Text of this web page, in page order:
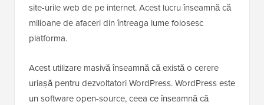
site-urile web de pe internet. Acest lucru înseamnă că
milioane de afaceri din întreaga lume folosesc
platforma.
Acest utilizare masivă înseamnă că există o cerere
uriașă pentru dezvoltatori WordPress. WordPress este
un software open-source, ceea ce înseamnă că